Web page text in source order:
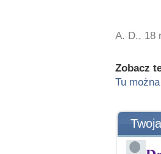
A. D., 18
Zobacz
Tu